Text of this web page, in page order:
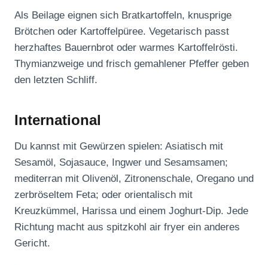
Als Beilage eignen sich Bratkartoffeln, knusprige
Brötchen oder Kartoffelpüree. Vegetarisch passt
herzhaftes Bauernbrot oder warmes Kartoffelrösti.
Thymianzweige und frisch gemahlener Pfeffer geben
den letzten Schliff.
International
Du kannst mit Gewürzen spielen: Asiatisch mit
Sesamöl, Sojasauce, Ingwer und Sesamsamen;
mediterran mit Olivenöl, Zitronenschale, Oregano und
zerbröseltem Feta; oder orientalisch mit
Kreuzkümmel, Harissa und einem Joghurt-Dip. Jede
Richtung macht aus spitzkohl air fryer ein anderes
Gericht.